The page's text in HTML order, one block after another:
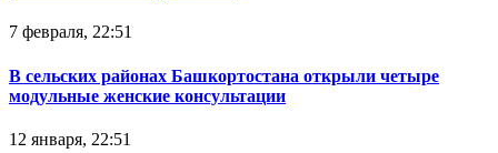
7 февраля, 22:51
В сельских районах Башкортостана открыли четыре
модульные женские консультации
12 января, 22:51